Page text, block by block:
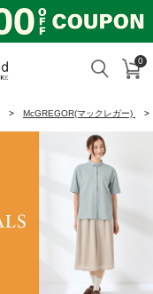
検索 カ
0
McGREGOR(マックレガー)